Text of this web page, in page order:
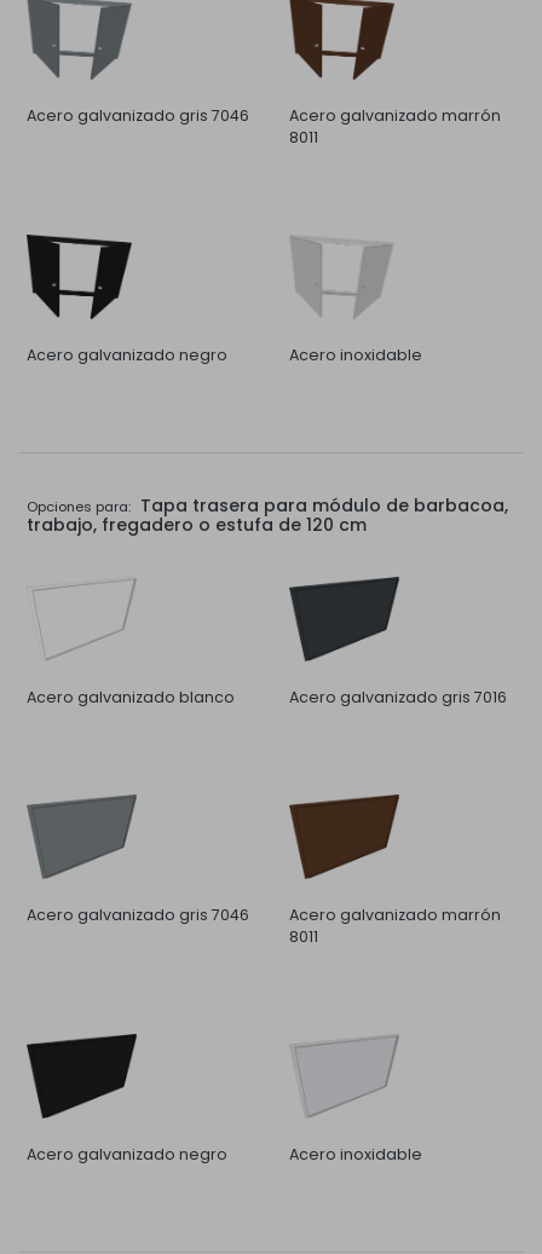
Acero galvanizado gris 7046
Acero galvanizado marrón
8011
Acero galvanizado negro Acero inoxidable
Opciones para: Tapa trasera para módulo de barbacoa,
trabajo, fregadero o estufa de 120 cm
Acero galvanizado blanco Acero galvanizado gris 7016
Acero galvanizado gris 7046
Acero galvanizado marrón
8011
Acero galvanizado negro Acero inoxidable